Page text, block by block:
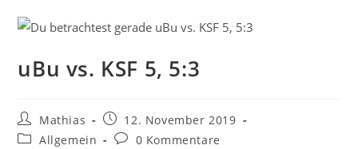
uBu vs. KSF 5, 5:3
Beitrags-
Autor:
Mathias
Beitrag
veröffentlicht:
12. November 2019
Beitrags-
Allgemein
Beitrags-
0 Kommentare